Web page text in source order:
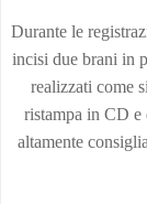
Durante le
incisi due brani in
realizzati come
ristampa in CD e
altamente